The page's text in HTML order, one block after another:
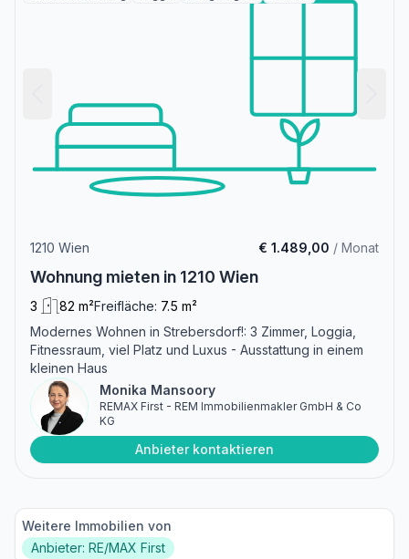
1210 Wien € 1.489,00 / Monat
Wohnung mieten in 1210 Wien
3 82 m²Freifläche: 7.5 m²
Modernes Wohnen in Strebersdorf!: 3 Zimmer, Loggia,
Fitnessraum, viel Platz und Luxus - Ausstattung in einem
kleinen Haus
Monika Mansoory
REMAX First - REM Immobilienmakler GmbH & Co
KG
Anbieter kontaktieren
Weitere Immobilien von
Anbieter: RE/MAX First